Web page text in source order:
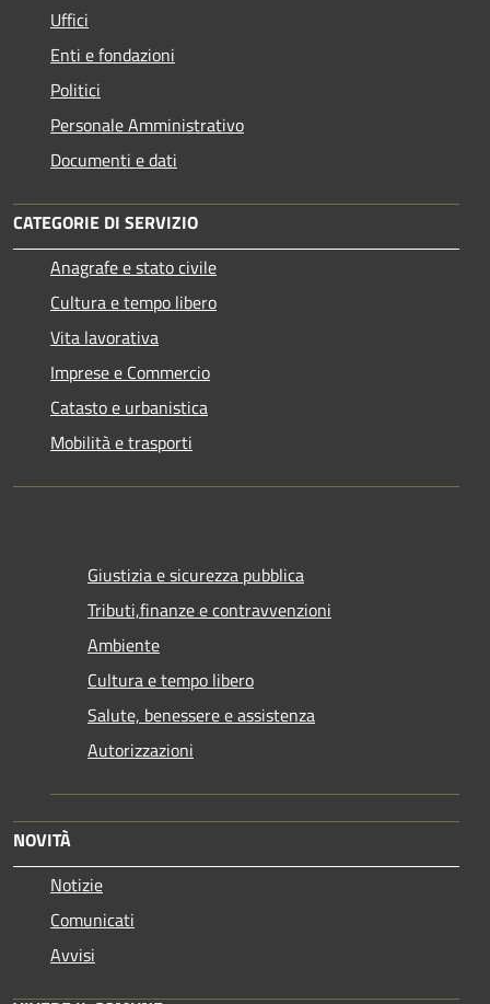
Uffici
Enti e fondazioni
Politici
Personale Amministrativo
Documenti e dati
CATEGORIE DI SERVIZIO
Anagrafe e stato civile
Cultura e tempo libero
Vita lavorativa
Imprese e Commercio
Catasto e urbanistica
Mobilità e trasporti
Giustizia e sicurezza pubblica
Tributi,finanze e contravvenzioni
Ambiente
Cultura e tempo libero
Salute, benessere e assistenza
Autorizzazioni
NOVITÀ
Notizie
Comunicati
Avvisi